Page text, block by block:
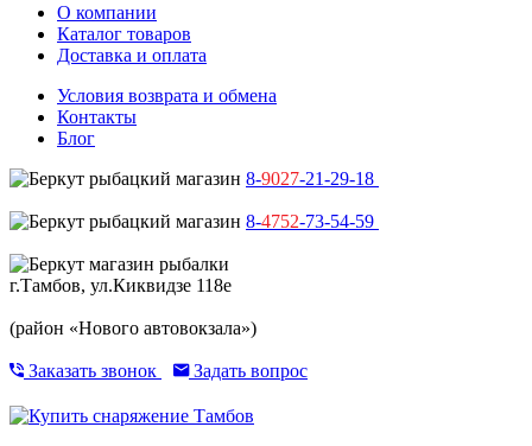
О компании
Каталог товаров
Доставка и оплата
Условия возврата и обмена
Контакты
Блог
8-9027-21-29-18
8-4752-73-54-59
г.Тамбов, ул.Киквидзе 118е
(район «Нового автовокзала»)
Заказать звонок Задать вопрос